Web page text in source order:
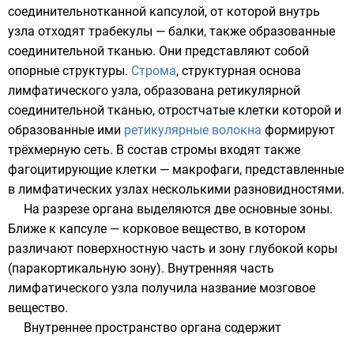
соединительнотканной капсулой, от которой внутрь
узла отходят трабекулы — балки, также образованные
соединительной тканью. Они представляют собой
опорные структуры. Строма, структурная основа
лимфатического узла, образована ретикулярной
соединительной тканью, отростчатые клетки которой и
образованные ими ретикулярные волокна формируют
трёхмерную сеть. В состав стромы входят также
фагоцитирующие клетки — макрофаги, представленные
в лимфатических узлах несколькими разновидностями.
На разрезе органа выделяются две основные зоны.
Ближе к капсуле — корковое вещество, в котором
различают поверхностную часть и зону глубокой коры
(паракортикальную зону). Внутренняя часть
лимфатического узла получила название мозговое
вещество.
Внутреннее пространство органа содержит